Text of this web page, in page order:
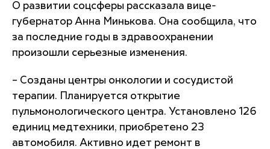
О развитии соцсферы рассказала вице-
губернатор Анна Минькова. Она сообщила, что
за последние годы в здравоохранении
произошли серьезные изменения.
– Созданы центры онкологии и сосудистой
терапии. Планируется открытие
пульмонологического центра. Установлено 126
единиц медтехники, приобретено 23
автомобиля. Активно идет ремонт в